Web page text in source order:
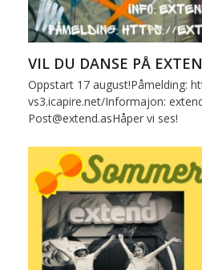
VIL DU DANSE PÅ
Oppstart 17 august!Påmelding:
vs3.icapire.net/Informajon:
Post@extend.asHåper vi ses!